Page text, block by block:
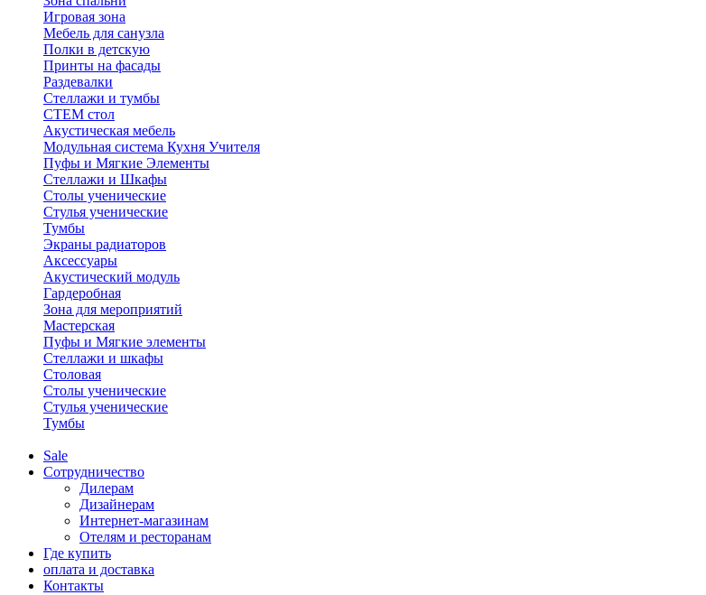
Игровая зона
Мебель для санузла
Полки в детскую
Принты на фасады
Раздевалки
Стеллажи и тумбы
СТЕМ стол
Акустическая мебель
Модульная система Кухня Учителя
Пуфы и Мягкие Элементы
Стеллажи и Шкафы
Столы ученические
Стулья ученические
Тумбы
Экраны радиаторов
Аксессуары
Акустический модуль
Гардеробная
Зона для мероприятий
Мастерская
Пуфы и Мягкие элементы
Стеллажи и шкафы
Столовая
Столы ученические
Стулья ученические
Тумбы
Sale
Сотрудничество
Дилерам
Дизайнерам
Интернет-магазинам
Отелям и ресторанам
Где купить
оплата и доставка
Контакты